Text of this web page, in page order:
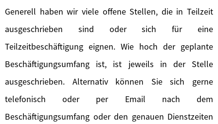
Generell haben wir viele offene Stellen, die in Teilzeit
ausgeschrieben sind oder sich für eine
Teilzeitbeschäftigung eignen. Wie hoch der geplante
Beschäftigungsumfang ist, ist jeweils in der Stelle
ausgeschrieben. Alternativ können Sie sich gerne
telefonisch oder per Email nach dem
Beschäftigungsumfang oder den genauen Dienstzeiten